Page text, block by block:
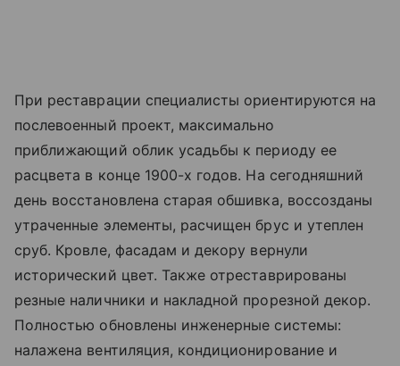
При реставрации специалисты ориентируются на
послевоенный проект, максимально
приближающий облик усадьбы к периоду ее
расцвета в конце 1900-х годов. На сегодняшний
день восстановлена старая обшивка, воссозданы
утраченные элементы, расчищен брус и утеплен
сруб. Кровле, фасадам и декору вернули
исторический цвет. Также отреставрированы
резные наличники и накладной прорезной декор.
Полностью обновлены инженерные системы:
налажена вентиляция, кондиционирование и